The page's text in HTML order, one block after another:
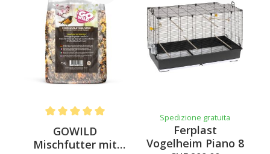
Average rating of 5 out of 5 stars
GOWILD
Mischfutter mit
Spedizione gratuita
Ferplast
Vogelheim Piano 8